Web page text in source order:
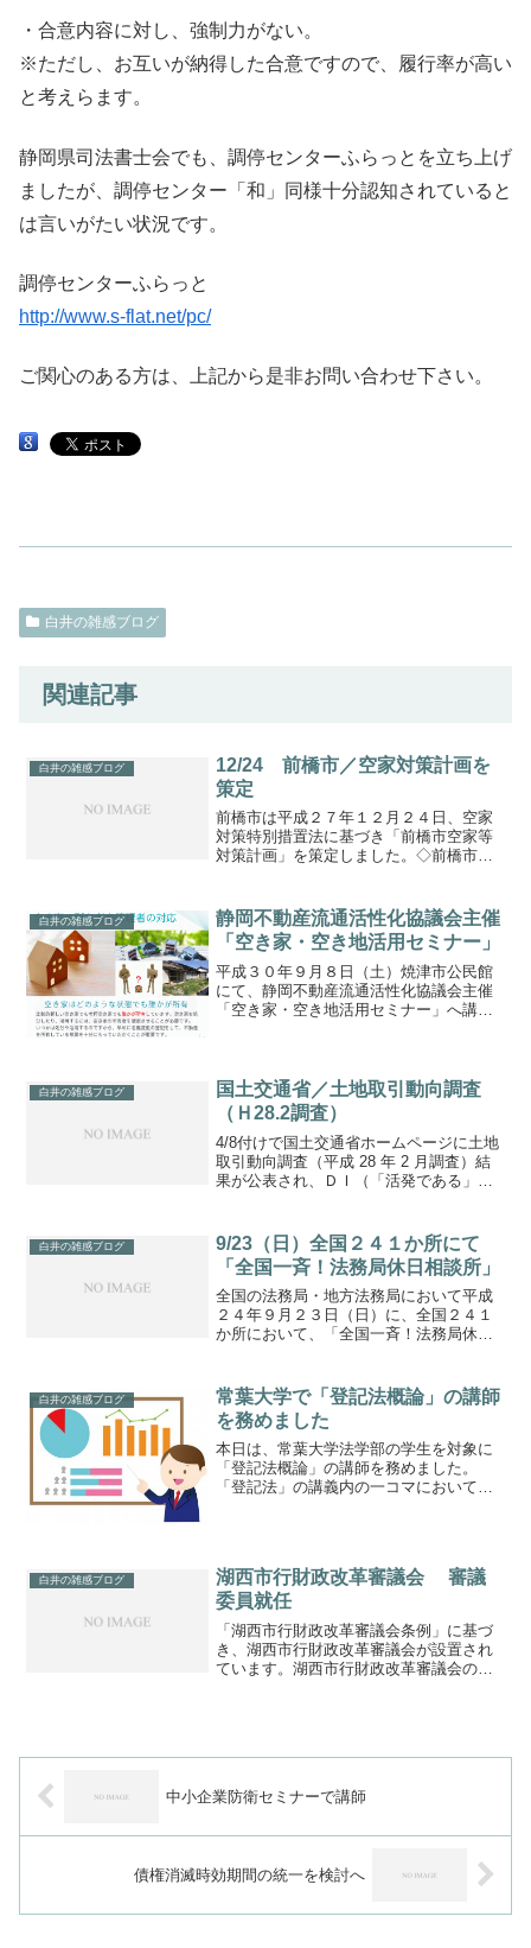
・合意内容に対し、強制力がない。
※ただし、お互いが納得した合意ですので、履行率が高い
と考えらます。
静岡県司法書士会でも、調停センターふらっとを立ち上げ
ましたが、調停センター「和」同様十分認知されていると
は言いがたい状況です。
調停センターふらっと
http://www.s-flat.net/pc/
ご関心のある方は、上記から是非お問い合わせ下さい。
白井の雑感ブログ
関連記事
白井の雑感ブログ
12/24 前橋市／空家対策計画を
策定
前橋市は平成２７年１２月２４日、空家
対策特別措置法に基づき「前橋市空家等
対策計画」を策定しました。◇前橋市空
にかけ、空き家のデータベース作成のた
めの調査を市全域で実施予...
白井の雑感ブログ
静岡不動産流通活性化協議会主催
「空き家・空き地活用セミナー」
平成３０年９月８日（土）焼津市公民館
にて、静岡不動産流通活性化協議会主催
「空き家・空き地活用セミナー」へ講師
家でも老朽空き家でも誰か...
白井の雑感ブログ
国土交通省／土地取引動向調査
（Ｈ28.2調査）
4/8付けで国土交通省ホームページに土地
取引動向調査（平成 28 年 2 月調査）結
果が公表され、ＤＩ（「活発である」－
【現在の土地取引状況の判断】「東
京」 5.2...
白井の雑感ブログ
9/23（日）全国２４１か所にて
「全国一斉！法務局休日相談所」
全国の法務局・地方法務局において平成
２４年９月２３日（日）に、全国２４１
か所において、「全国一斉！法務局休日
士」「浜松」の４会場にて、法務局職
員、司法書士、土地家屋調査...
白井の雑感ブログ
常葉大学で「登記法概論」の講師
を務めました
本日は、常葉大学法学部の学生を対象に
「登記法概論」の講師を務めました。
「登記法」の講義内の一コマにおいて、
た。司法書士会と地元大学との...
白井の雑感ブログ
湖西市行財政改革審議会 審議
委員就任
「湖西市行財政改革審議会条例」に基づ
き、湖西市行財政改革審議会が設置され
ています。湖西市行財政改革審議会の役
中小企業防衛セミナーで講師
債権消滅時効期間の統一を検討へ